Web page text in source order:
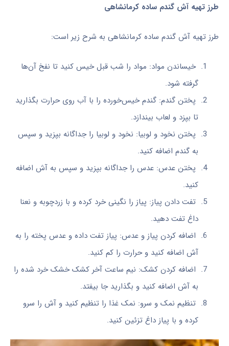
طرز تهیه آش گندم ساده کرمانشاهی
طرز تهیه آش گندم ساده کرمانشاهی به شرح زیر است:
خیساندن مواد: مواد را شب قبل خیس کنید تا نفخ آن‌ها
گرفته شود.
پختن گندم: گندم خیس‌خورده را با آب روی حرارت بگذارید
تا بپزد و لعاب بیندازد.
پختن نخود و لوبیا: نخود و لوبیا را جداگانه بپزید و سپس
به گندم اضافه کنید.
پختن عدس: عدس را جداگانه بپزید و سپس به آش اضافه
کنید.
تفت دادن پیاز: پیاز را نگینی خرد کرده و با زردچوبه و نعنا
داغ تفت دهید.
اضافه کردن پیاز و عدس: پیاز تفت داده و عدس پخته را به
آش اضافه کنید و حرارت را کم کنید.
اضافه کردن کشک: نیم ساعت آخر کشک خشک خرد شده را
به آش اضافه کنید و بگذارید جا بیفتد.
تنظیم نمک و سرو: نمک غذا را تنظیم کنید و آش را سرو
کرده و با پیاز داغ تزئین کنید.